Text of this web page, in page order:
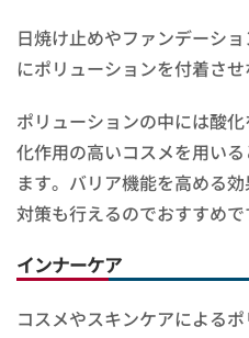
日焼け止めやファンデーシ
にポリューションを付着させ
ポリューションの中には酸
化作用の高いコスメを用い
ます。バリア機能を高める
対策も行えるのでおすすめで
インナーケア
コスメやスキンケアによる